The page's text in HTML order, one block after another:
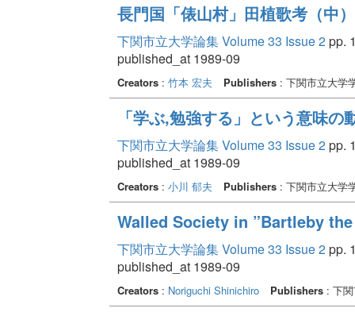
長門国「俵山村」田植歌考（中）
下関市立大学論集 Volume 33 Issue 2pp.
published_at 1989-09
Creators: 竹本 宏夫 Publishers: 下関市立大学
「学ぶ,勉強する」という意味の
下関市立大学論集 Volume 33 Issue 2pp.
published_at 1989-09
Creators: 小川 郁夫 Publishers: 下関市立大学
Walled Society in ”Bartleby
下関市立大学論集 Volume 33 Issue 2pp.
published_at 1989-09
Creators: Noriguchi Shinichiro Publishers: 下関